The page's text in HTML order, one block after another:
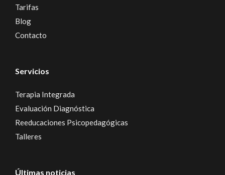
Tarifas
Blog
Contacto
Servicios
Terapia Integrada
Evaluación Diagnóstica
Reeducaciones Psicopedagógicas
Talleres
Últimas noticias